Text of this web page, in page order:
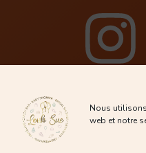
Nous
web et notre